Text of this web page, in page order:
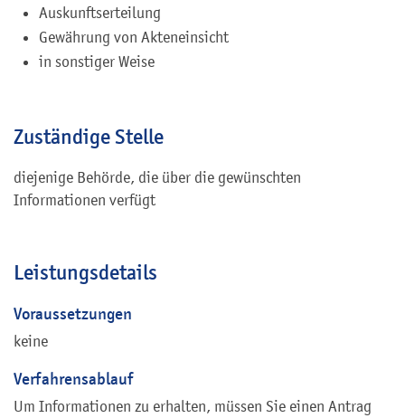
Auskunftserteilung
Gewährung von Akteneinsicht
in sonstiger Weise
Zuständige Stelle
diejenige Behörde, die über die gewünschten
Informationen verfügt
Leistungsdetails
Voraussetzungen
keine
Verfahrensablauf
Um Informationen zu erhalten, müssen Sie einen Antrag